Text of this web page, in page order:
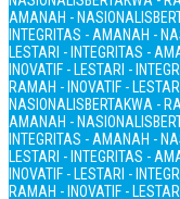
AMANAH - NASIONALIS
INTEGRITAS - AMANAH -
LESTARI - INTEGRITAS -
INOVATIF - LESTARI -
RAMAH - INOVATIF -
NASIONALISBERTAKWA -
AMANAH - NASIONALIS
INTEGRITAS - AMANAH -
LESTARI - INTEGRITAS -
INOVATIF - LESTARI -
RAMAH - INOVATIF -